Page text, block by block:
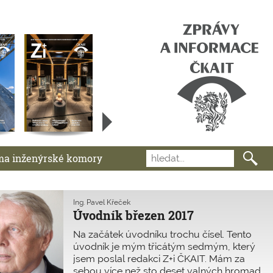
inženýrské komory
Úvodník březen 2017
Ing. Pavel Křeček
Na začátek úvodníku trochu čísel. Tento
úvodník je mým třicátým sedmým, který
jsem poslal redakci Z+i ČKAIT. Mám za